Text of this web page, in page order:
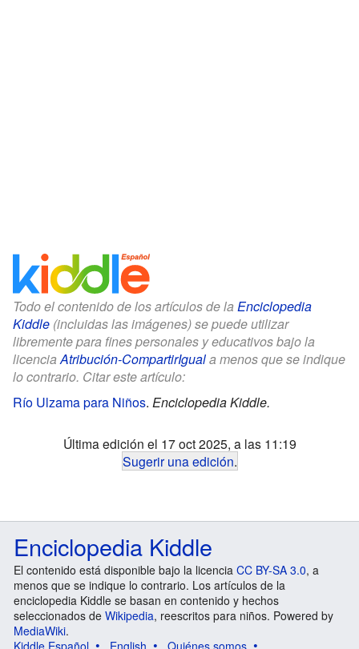
Todo el contenido de los artículos de la Enciclopedia
Kiddle (incluidas las imágenes) se puede utilizar
libremente para fines personales y educativos bajo la
licenciaAtribución-CompartirIguala menos que se indique
lo contrario. Citar este artículo:
Río Ulzama para Niños. Enciclopedia Kiddle.
Última edición el 17 oct 2025, a las 11:19
Sugerir una edición.
Enciclopedia Kiddle
El contenido está disponible bajo la licencia CC BY-SA 3.0, a
menos que se indique lo contrario. Los artículos de la
enciclopedia Kiddle se basan en contenido y hechos
seleccionados de Wikipedia, reescritos para niños. Powered by
MediaWiki.